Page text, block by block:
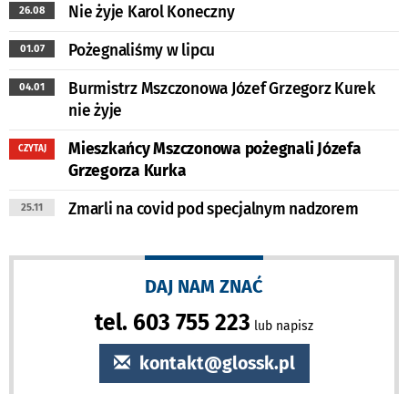
26.08 Nie żyje Karol Koneczny
01.07 Pożegnaliśmy w lipcu
04.01
Burmistrz Mszczonowa Józef Grzegorz Kurek
nie żyje
CZYTAJ
Mieszkańcy Mszczonowa pożegnali Józefa
Grzegorza Kurka
25.11 Zmarli na covid pod specjalnym nadzorem
DAJ NAM ZNAĆ
tel. 603 755 223 lub napisz
kontakt@glossk.pl